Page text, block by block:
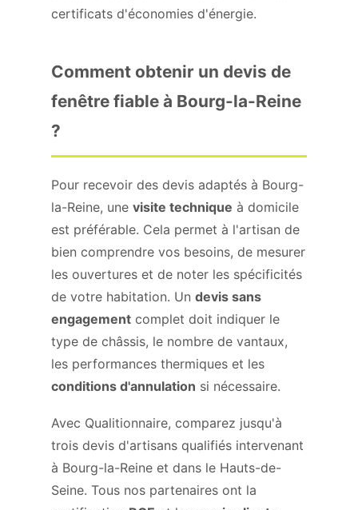
certificats d'économies d'énergie.
Comment obtenir un devis de
fenêtre fiable à Bourg-la-Reine
?
Pour recevoir des devis adaptés à Bourg-
la-Reine, une visite technique à domicile
est préférable. Cela permet à l'artisan de
bien comprendre vos besoins, de mesurer
les ouvertures et de noter les spécificités
de votre habitation. Un devis sans
engagement complet doit indiquer le
type de châssis, le nombre de vantaux,
les performances thermiques et les
conditions d'annulation si nécessaire.
Avec Qualitionnaire, comparez jusqu'à
trois devis d'artisans qualifiés intervenant
à Bourg-la-Reine et dans le Hauts-de-
Seine. Tous nos partenaires ont la